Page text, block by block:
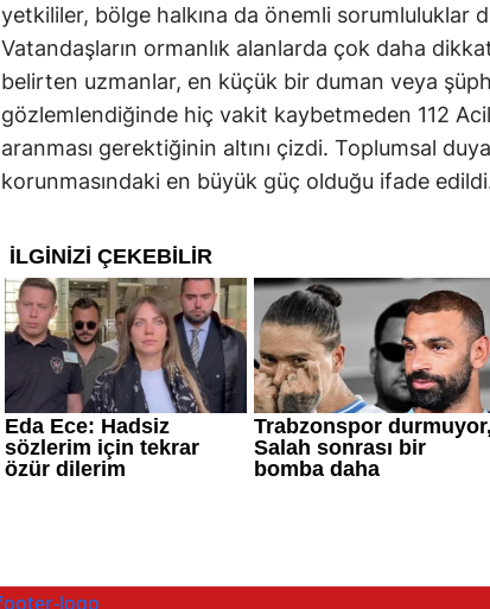
yetkililer, bölge halkına da önemli sorumluluklar
Vatandaşların ormanlık alanlarda çok daha
belirten uzmanlar, en küçük bir duman veya
gözlemlendiğinde hiç vakit kaybetmeden 112
aranması gerektiğinin altını çizdi. Toplumsal
korunmasındaki en büyük güç olduğu ifade